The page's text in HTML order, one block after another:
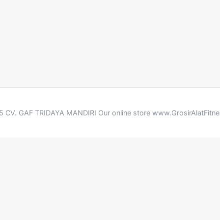
CV. GAF TRIDAYA MANDIRI Our online store